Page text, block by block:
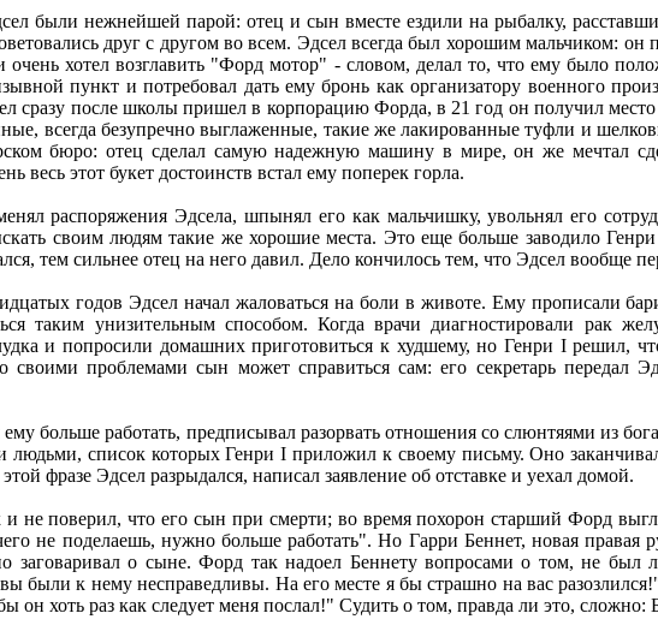
были нежнейшей парой: отец и сын вместе ездили на рыбалку,
друг с другом во всем. Эдсел всегда был хорошим мальчиком:
очень хотел возглавить "Форд мотор" - словом, делал то, что ему было
пункт и потребовал дать ему бронь как организатору военного
сразу после школы пришел в корпорацию Форда, в 21 год он получил
всегда безупречно выглаженные, такие же лакированные туфли и
бюро: отец сделал самую надежную машину в мире, он же мечтал
весь этот букет достоинств встал ему поперек горла.
распоряжения Эдсела, шпынял его как мальчишку, увольнял его
своим людям такие же хорошие места. Это еще больше заводило
тем сильнее отец на него давил. Дело кончилось тем, что Эдсел вообще
годов Эдсел начал жаловаться на боли в животе. Ему прописали
таким унизительным способом. Когда врачи диагностировали рак
и попросили домашних приготовиться к худшему, но Генри I решил,
своими проблемами сын может справиться сам: его секретарь передал
больше работать, предписывал разорвать отношения со слюнтяями из
людьми, список которых Генри I приложил к своему письму. Оно
фразе Эдсел разрыдался, написал заявление об отставке и уехал домой.
и не поверил, что его сын при смерти; во время похорон старший Форд
не поделаешь, нужно больше работать". Но Гарри Беннет, новая
заговаривал о сыне. Форд так надоел Беннету вопросами о том, не
были к нему несправедливы. На его месте я бы страшно на вас
он хоть раз как следует меня послал!" Судить о том, правда ли это, сложно: